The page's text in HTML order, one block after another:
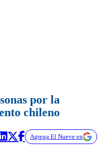
por la
chileno
Agrega El Nueve en